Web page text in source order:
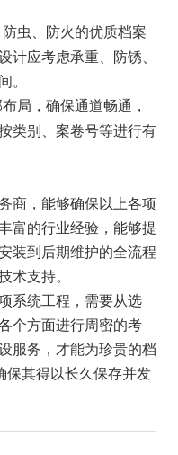
虫、防火的优质档案
计应考虑承重、防锈、
局，确保通道畅通，
类别、案卷号等进行有
商，能够确保以上各项
富的行业经验，能够提
装到后期维护的全流程
术支持。
系统工程，需要从选
个方面进行周密的考
服务，才能为珍贵的档
保其得以长久保存并发